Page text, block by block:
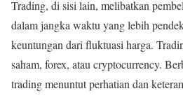
Trading, di sisi lain, melibatkan
dalam jangka waktu yang lebih
keuntungan dari fluktuasi harga.
saham, forex, atau cryptocurrency.
trading menuntut perhatian dan